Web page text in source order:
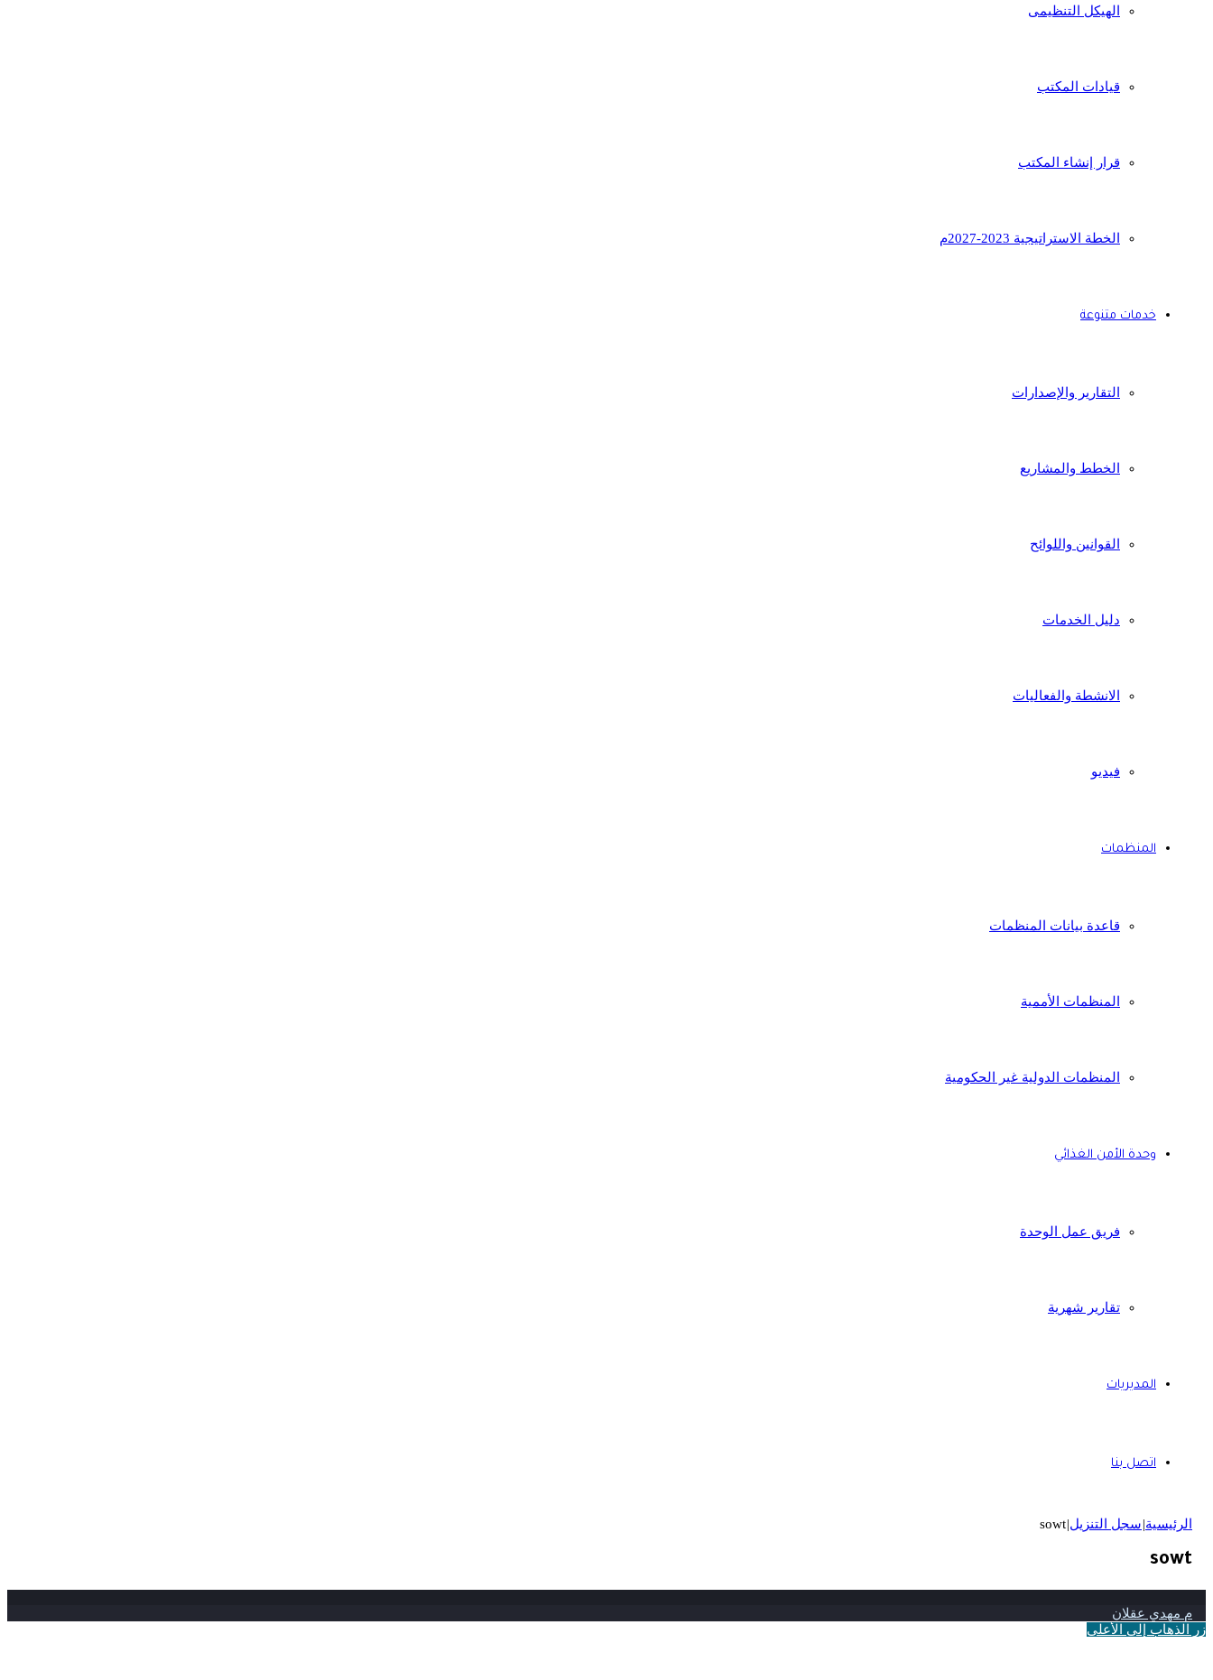
الهيكل التنظيمى
قيادات المكتب
قرار إنشاء المكتب
الخطة الاستراتيجية 2023-2027م
خدمات متنوعة
التقارير والإصدارات
الخطط والمشاريع
القوانين واللوائح
دليل الخدمات
الانشطة والفعاليات
فيديو
المنظمات
قاعدة بيانات المنظمات
المنظمات الأممية
المنظمات الدولية غير الحكومية
وحدة الأمن الغذائي
فريق عمل الوحدة
تقارير شهرية
المديريات
اتصل بنا
الرئيسية|سجل التنزيل|
sowt
sowt
م مهدي عقلان
زر الذهاب إلى الأعلى